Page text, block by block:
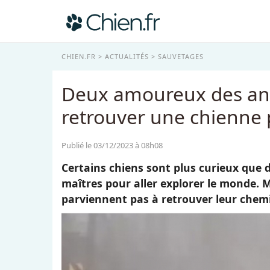
CHIEN.FR ACTUALITÉS SAUVETAGES
Deux amoureux des
retrouver une chienne
Publié le 03/12/2023 à 08h08
Certains chiens sont plus curieux que
maîtres pour aller explorer le monde.
parviennent pas à retrouver leur